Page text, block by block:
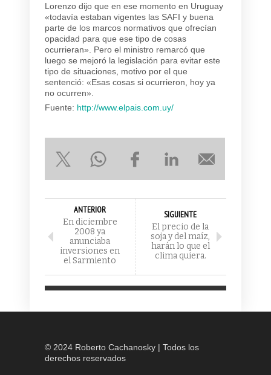
Lorenzo dijo que en ese momento en Uruguay
«todavía estaban vigentes las SAFI y buena
parte de los marcos normativos que ofrecían
opacidad para que ese tipo de cosas
ocurrieran». Pero el ministro remarcó que
luego se mejoró la legislación para evitar este
tipo de situaciones, motivo por el que
sentenció: «Esas cosas si ocurrieron, hoy ya
no ocurren».
Fuente: http://www.elpais.com.uy/
ANTERIOR
En diciembre
2008 ya
anunciaba
inversiones en
el Sarmiento
SIGUIENTE
El precio de la
soja y del maíz,
harán lo que el
clima quiera.
© 2024 Roberto Cachanosky | Todos los
derechos reservados